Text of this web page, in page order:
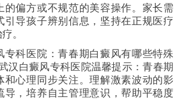
的偏方或不规范的美容操作。家长需
引导孩子辨别信息，坚持在正规医疗
。
科医院：青春期白癜风有哪些特殊
汉白癜风专科医院温馨提示：青春期
和心理同步关注。理解激素波动的影
导，培养自主管理意识，帮助平稳度